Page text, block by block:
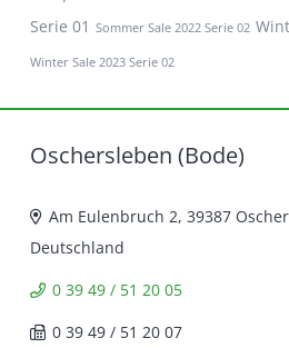
Serie 01 Sommer Sale 2022 Serie 02
Winter Sale 2023 Serie 02
Oschersleben (Bode)
Am Eulenbruch 2, 39387
Deutschland
0 39 49 / 51 20 05
0 39 49 / 51 20 07